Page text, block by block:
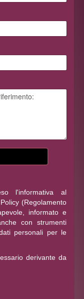
l'informativa al
(Regolamento
informato e
con strumenti
personali per le
derivante da